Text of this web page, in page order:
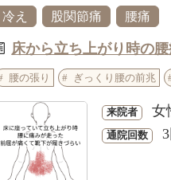
冷え 股関節痛 腰痛
床から立ち上がり時の
腰の張り ぎっくり腰の前兆
来院者 女
通院回数